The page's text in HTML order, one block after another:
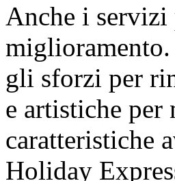
Anche i servizi
gli sforzi per
e artistiche
caratteristiche
Holiday